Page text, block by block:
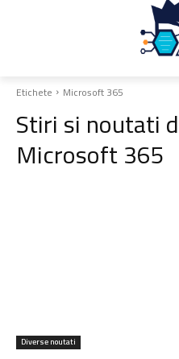
Etichete Microsoft 365
Stiri si noutati
Microsoft 365
Diverse noutati